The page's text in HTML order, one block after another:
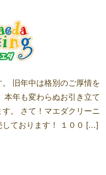
旧年中は格別のご厚情を
本年も変わらぬお引き立て
。 さて！マエダクリーニ
しております！ １００ […]